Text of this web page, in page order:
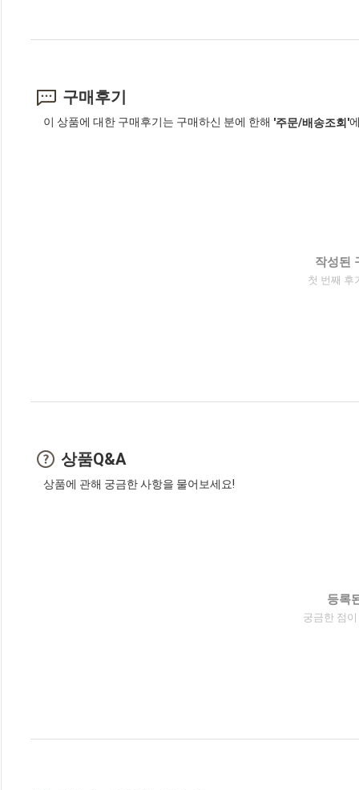
구매후기
이 상품에 대한 구매후기는 구매하신 분에 한해 '주문/배송조회'
작성된
첫 번째 후
상품Q&A
상품에 관해 궁금한 사항을 물어보세요!
등록
궁금한 점